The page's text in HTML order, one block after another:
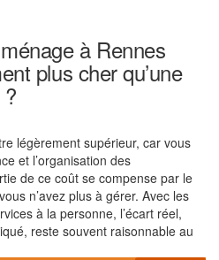
à Rennes
plus cher qu’une
légèrement supérieur, car vous
et l’organisation des
de ce coût se compense par le
n’avez plus à gérer. Avec les
à la personne, l’écart réel,
reste souvent raisonnable au